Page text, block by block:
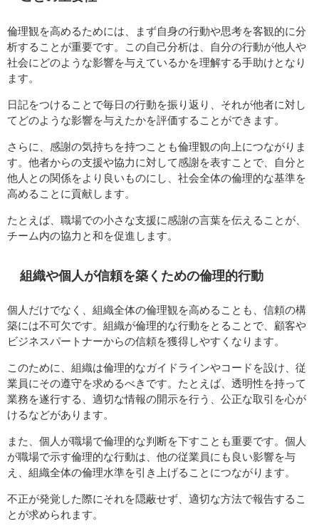
倫理観を高めるためには、まず自身の行動や思考を客観的に分
析することが重要です。この自己分析は、自分の行動が他人や
社会にどのような影響を与えているかを理解する手助けとなり
ます。
日記をつけることで毎日の行動を振り返り、それが他者に対し
てどのような影響を与えたかを評価することができます。
さらに、感謝の気持ちを持つことも倫理観の向上につながりま
す。他者からの支援や協力に対して感謝を表すことで、自分と
他人との関係をより良いものにし、社会全体の倫理的な基準を
高めることに貢献します。
たとえば、職場での小さな支援に感謝の言葉を伝えることが、
チーム内の協力と和を促進します。
組織や個人が信頼を築くための倫理的行動
個人だけでなく、組織全体の倫理観を高めることも、信頼の構
築には不可欠です。組織が倫理的な行動をとることで、顧客や
ビジネスパートナーからの信頼を獲得しやすくなります。
このために、組織は倫理的なガイドラインやコードを設け、従
業員にその遵守を求めるべきです。たとえば、透明性を持って
業務を遂行する、適切な情報の開示を行う、公正な取引を心が
けるなどがあります。
また、個人が職場で倫理的な判断を下すことも重要です。個人
が職場で示す倫理的な行動は、他の従業員にも良い影響を与
え、組織全体の倫理水準を引き上げることにつながります。
不正が発覚した際にそれを隠蔽せず、適切な方法で報告するこ
とが求められます。